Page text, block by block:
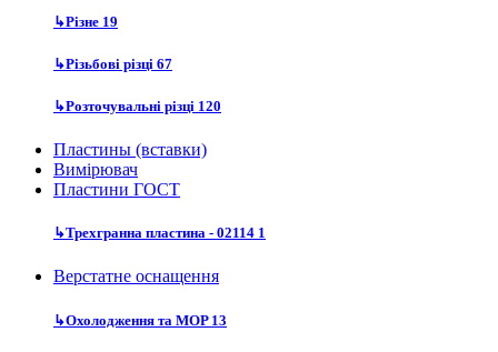
↳Різне 19
↳Різьбові різці 67
↳Розточувальні різці 120
Пластины (вставки)
Вимірювач
Пластини ГОСТ
↳Трехгранна пластина - 02114 1
Верстатне оснащення
↳Охолодження та MOP 13